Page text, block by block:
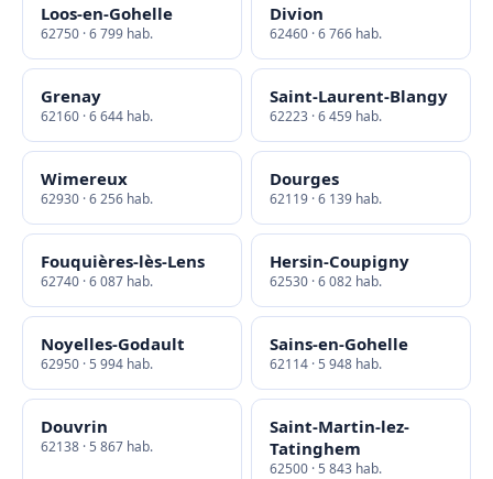
Loos-en-Gohelle
62750 · 6 799 hab.
Divion
62460 · 6 766 hab.
Grenay
62160 · 6 644 hab.
Saint-Laurent-Blangy
62223 · 6 459 hab.
Wimereux
62930 · 6 256 hab.
Dourges
62119 · 6 139 hab.
Fouquières-lès-Lens
62740 · 6 087 hab.
Hersin-Coupigny
62530 · 6 082 hab.
Noyelles-Godault
62950 · 5 994 hab.
Sains-en-Gohelle
62114 · 5 948 hab.
Douvrin
62138 · 5 867 hab.
Saint-Martin-lez-
Tatinghem
62500 · 5 843 hab.